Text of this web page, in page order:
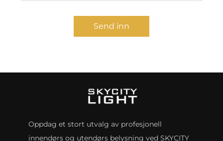
Send inn
Oppdag et stort utvalg av profesjonell
innendørs og utendørs belysning ved SKYCITY